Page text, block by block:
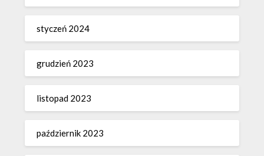
styczeń 2024
grudzień 2023
listopad 2023
październik 2023